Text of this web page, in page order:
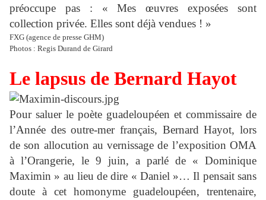
préoccupe pas : « Mes œuvres exposées sont
collection privée. Elles sont déjà vendues ! »
FXG (agence de presse GHM)
Photos : Regis Durand de Girard
Le lapsus de Bernard Hayot
Pour saluer le poète guadeloupéen et commissaire de
l’Année des outre-mer français, Bernard Hayot, lors
de son allocution au vernissage de l’exposition OMA
à l’Orangerie, le 9 juin, a parlé de « Dominique
Maximin » au lieu de dire « Daniel »… Il pensait sans
doute à cet homonyme guadeloupéen, trentenaire,